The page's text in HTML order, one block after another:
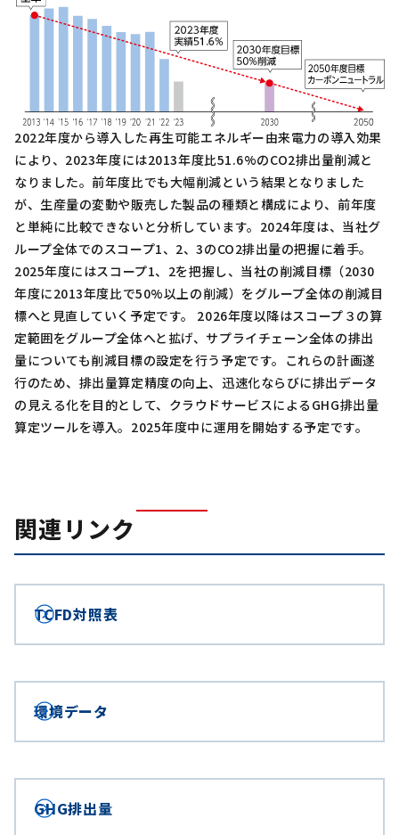
2022年度から導入した再生可能エネルギー由来電力の導入効果
により、2023年度には2013年度比51.6%のCO2排出量削減と
なりました。前年度比でも大幅削減という結果となりました
が、生産量の変動や販売した製品の種類と構成により、前年度
と単純に比較できないと分析しています。2024年度は、当社グ
ループ全体でのスコープ1、2、3のCO2排出量の把握に着手。
2025年度にはスコープ1、2を把握し、当社の削減目標（2030
年度に2013年度比で50%以上の削減）をグループ全体の削減目
標へと見直していく予定です。 2026年度以降はスコープ３の算
定範囲をグループ全体へと拡げ、サプライチェーン全体の排出
量についても削減目標の設定を行う予定です。これらの計画遂
行のため、排出量算定精度の向上、迅速化ならびに排出データ
の見える化を目的として、クラウドサービスによるGHG排出量
算定ツールを導入。2025年度中に運用を開始する予定です。
関連リンク
TCFD対照表
環境データ
GHG排出量